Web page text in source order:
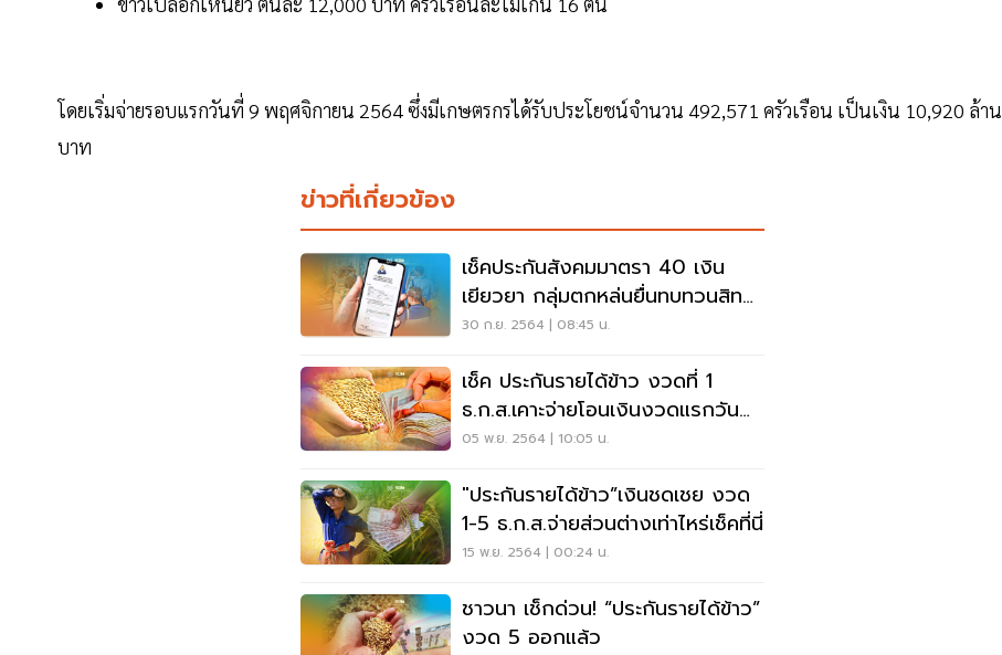
โดยเริ่มจ่ายรอบแรกวันที่ 9 พฤศจิกายน 2564 ซึ่งมีเกษตรกรได้รับประโยชน์จำนวน 492,571 ครัวเรือน เป็นเงิน 10,920 ล้าน
บาท
ข่าวที่เกี่ยวข้อง
เช็คประกันสังคมมาตรา 40 เงิน
เยียวยา กลุ่มตกหล่นยื่นทบทวนสิทธิ
เช็คด่วน
30 ก.ย. 2564 | 08:45 น.
เช็ค ประกันรายได้ข้าว งวดที่ 1
ธ.ก.ส.เคาะจ่ายโอนเงินงวดแรกวัน
ไหนตรวจสอบเลย
05 พ.ย. 2564 | 10:05 น.
"ประกันรายได้ข้าว”เงินชดเชย งวด
1-5 ธ.ก.ส.จ่ายส่วนต่างเท่าไหร่เช็คที่นี่
15 พ.ย. 2564 | 00:24 น.
ชาวนา เช็กด่วน! “ประกันรายได้ข้าว”
งวด 5 ออกแล้ว